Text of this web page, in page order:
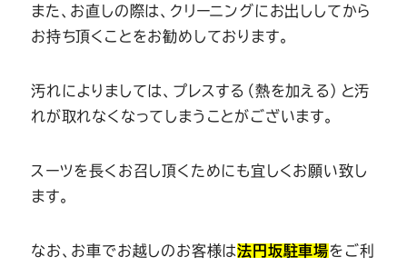
また、お直しの際は、クリーニングにお出ししてから
お持ち頂くことをお勧めしております。
汚れによりましては、プレスする（熱を加える）と汚
れが取れなくなってしまうことがございます。
スーツを長くお召し頂くためにも宜しくお願い致し
ます。
なお、お車でお越しのお客様は法円坂駐車場をご利